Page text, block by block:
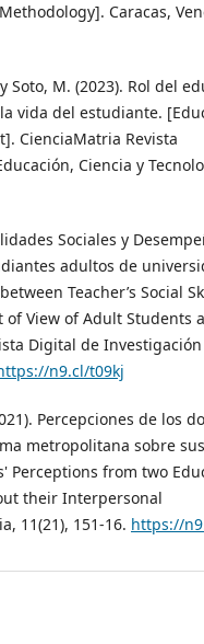
Caracas,
Soto, M. (2023). Rol del
vida del estudiante.
CienciaMatria Revista
Ciencia y
Sociales y
adultos de
Teacher’s Social
View of Adult Students
Digital de
n9.cl/t09kj
Percepciones de los
metropolitana sobre sus
Perceptions from two
their Interpersonal
11(21), 151-16. https://